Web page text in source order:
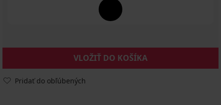
VLOŽIŤ DO KOŠÍKA
Pridať do obľúbených